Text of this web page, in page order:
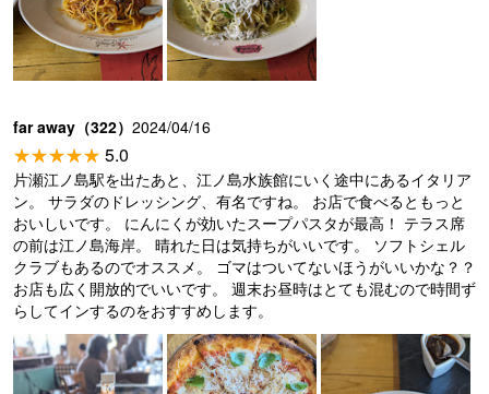
far away（322） 2024/04/16
5.0
片瀬江ノ島駅を出たあと、江ノ島水族館にいく途中にあるイタリア
ン。 サラダのドレッシング、有名ですね。 お店で食べるともっと
おいしいです。 にんにくが効いたスープパスタが最高！ テラス席
の前は江ノ島海岸。 晴れた日は気持ちがいいです。 ソフトシェル
クラブもあるのでオススメ。 ゴマはついてないほうがいいかな？？
お店も広く開放的でいいです。 週末お昼時はとても混むので時間ず
らしてインするのをおすすめします。